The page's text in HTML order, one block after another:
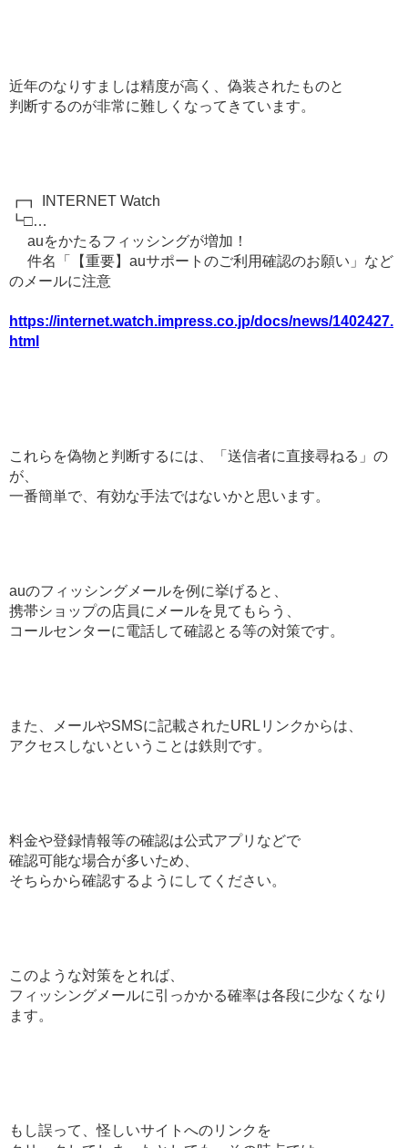
近年のなりすましは精度が高く、偽装されたものと
判断するのが非常に難しくなってきています。
┏┓ INTERNET Watch
┗□…
auをかたるフィッシングが増加！
件名「【重要】auサポートのご利用確認のお願い」など
のメールに注意
https://internet.watch.impress.co.jp/docs/news/1402427.
html
これらを偽物と判断するには、「送信者に直接尋ねる」の
が、
一番簡単で、有効な手法ではないかと思います。
auのフィッシングメールを例に挙げると、
携帯ショップの店員にメールを見てもらう、
コールセンターに電話して確認とる等の対策です。
また、メールやSMSに記載されたURLリンクからは、
アクセスしないということは鉄則です。
料金や登録情報等の確認は公式アプリなどで
確認可能な場合が多いため、
そちらから確認するようにしてください。
このような対策をとれば、
フィッシングメールに引っかかる確率は各段に少なくなり
ます。
もし誤って、怪しいサイトへのリンクを